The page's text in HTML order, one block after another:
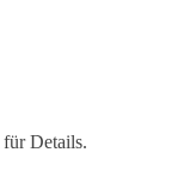
für Details.